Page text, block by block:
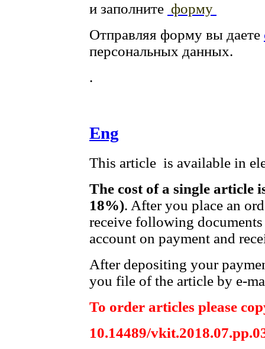
и заполните форму
Отправляя форму вы даете
персональных данных.
.
Eng
This article is available in
The cost of a single article
18%). After you place an
receive following
account on payment and
After depositing your
you file of the article by e-
To order articles please
10.14489/